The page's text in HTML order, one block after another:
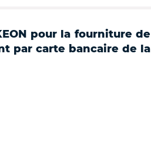
pour la fourniture de
par carte bancaire de la